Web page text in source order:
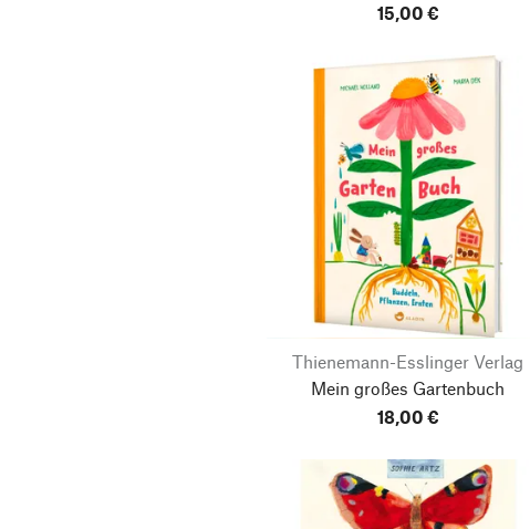
15,00 €
Thienemann-Esslinger Verlag
Mein großes Gartenbuch
18,00 €